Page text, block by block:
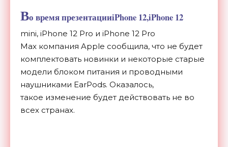
Во время презентацииiPhone 12,iPhone 12
mini, iPhone 12 Pro и iPhone 12 Pro
Max компания Apple сообщила, что не будет
комплектовать новинки и некоторые старые
модели блоком питания и проводными
наушниками EarPods. Оказалось,
такое изменение будет действовать не во
всех странах.